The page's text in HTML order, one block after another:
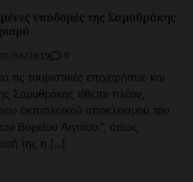
υποδομές της Σαμοθράκης
20/08/2019 0
τουριστικές επιχειρήσεις και
Σαμοθράκης τίθεται πλέον,
ακτοπλοϊκού αποκλεισμού του
Βορείου Αιγαίου.”, όπως
της η […]